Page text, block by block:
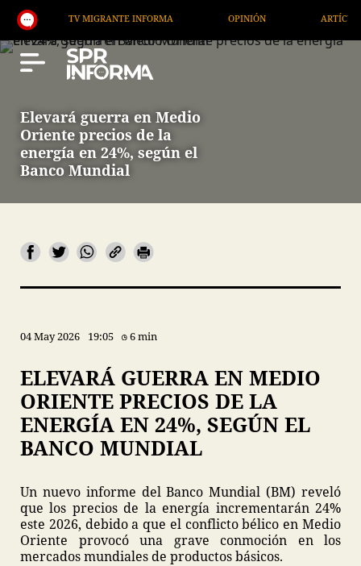
TV MIGRANTE INFORMA ARTÍCULOS
Elevará guerra en Medio
Oriente precios de la
energía en 24%, según el
Banco Mundial
04 May 2026 19:05 6 min
ELEVARÁ GUERRA EN MEDIO
ORIENTE PRECIOS DE LA
ENERGÍA EN 24%, SEGÚN EL
BANCO MUNDIAL
Un nuevo informe del Banco Mundial (BM) reveló
que los precios de la energía incrementarán 24%
este 2026, debido a que el conflicto bélico en Medio
Oriente provocó una grave conmoción en los
mercados mundiales de productos básicos.